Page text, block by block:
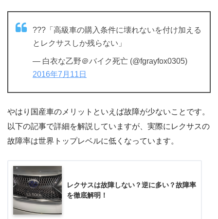
???「高級車の購入条件に壊れないを付け加える
とレクサスしか残らない」
— 白衣な乙野＠バイク死亡 (@fgrayfox0305)
2016年7月11日
やはり国産車のメリットといえば故障が少ないことです。
以下の記事で詳細を解説していますが、実際にレクサスの
故障率は世界トップレベルに低くなっています。
レクサスは故障しない？逆に多い？故障率
を徹底解明！